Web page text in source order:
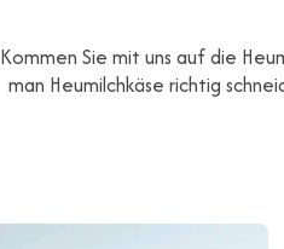
Kommen Sie mit uns auf die
man Heumilchkäse richtig